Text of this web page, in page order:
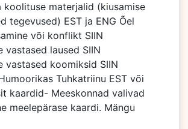
koolituse materjalid (kiusamise
tegevused) EST ja ENG Õel
või konflikt SIIN
vastased laused SIIN
vastased koomiksid SIIN
Tuhkatriinu EST või
kaardid- Meeskonnad valivad
meelepärase kaardi. Mängu